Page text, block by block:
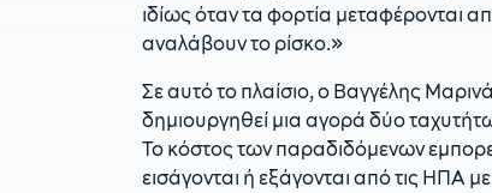
ιδίως όταν τα φορτία μεταφέρονται
αναλάβουν το ρίσκο.»
Σε αυτό το πλαίσιο, ο Βαγγέλης
δημιουργηθεί μια αγορά δύο
Το κόστος των παραδιδόμενων
εισάγονται ή εξάγονται από τις ΗΠΑ